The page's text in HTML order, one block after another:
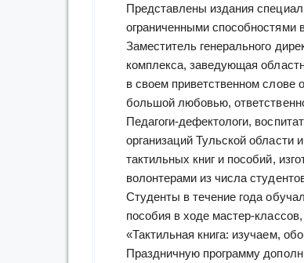
Представлены издания
ограниченными
Заместитель генерального
комплекса, заведующая
в своем приветственном слове
большой любовью,
Педагоги-дефектологи,
организаций Тульской области
тактильных книг и пособий,
волонтерами из числа
Студенты в течение года
пособия в ходе мастер-
«Тактильная книга: изучаем,
Праздничную программу